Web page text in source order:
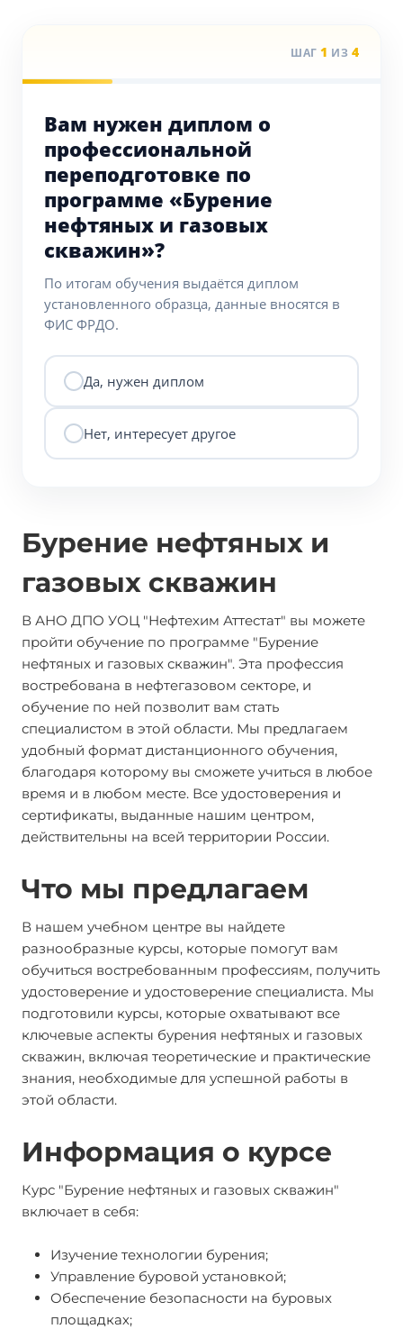
ШАГ 1 ИЗ 4
Вам нужен диплом о
профессиональной
переподготовке по
программе «Бурение
нефтяных и газовых
скважин»?
По итогам обучения выдаётся диплом
установленного образца, данные вносятся в
ФИС ФРДО.
Да, нужен диплом
Нет, интересует другое
Бурение нефтяных и
газовых скважин
В АНО ДПО УОЦ "Нефтехим Аттестат" вы можете
пройти обучение по программе "Бурение
нефтяных и газовых скважин". Эта профессия
востребована в нефтегазовом секторе, и
обучение по ней позволит вам стать
специалистом в этой области. Мы предлагаем
удобный формат дистанционного обучения,
благодаря которому вы сможете учиться в любое
время и в любом месте. Все удостоверения и
сертификаты, выданные нашим центром,
действительны на всей территории России.
Что мы предлагаем
В нашем учебном центре вы найдете
разнообразные курсы, которые помогут вам
обучиться востребованным профессиям, получить
удостоверение и удостоверение специалиста. Мы
подготовили курсы, которые охватывают все
ключевые аспекты бурения нефтяных и газовых
скважин, включая теоретические и практические
знания, необходимые для успешной работы в
этой области.
Информация о курсе
Курс "Бурение нефтяных и газовых скважин"
включает в себя:
Изучение технологии бурения;
Управление буровой установкой;
Обеспечение безопасности на буровых
площадках;